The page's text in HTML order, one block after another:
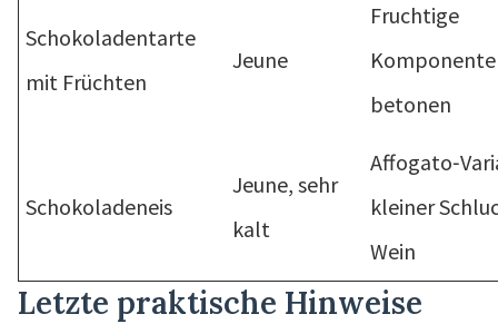
Schokoladentarte
mit Früchten
Jeune
Fruchtige
betonen
Schokoladeneis
Jeune, sehr
kalt
kleiner
Wein
Letzte praktische Hinweise